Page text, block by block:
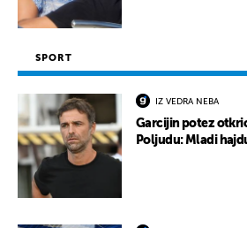
SPORT
IZ VEDRA NEBA
Garcijin potez
Poljudu: Mladi